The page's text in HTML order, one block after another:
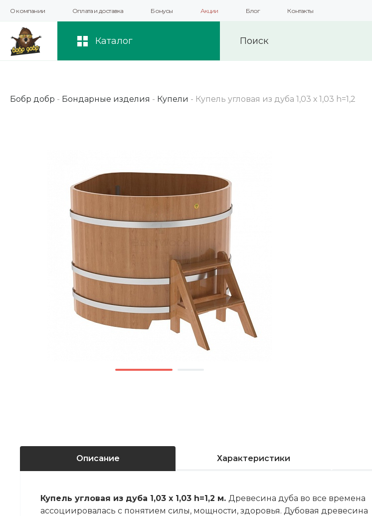
О компании Оплата и доставка Бонусы Акции Блог Контакты
Каталог
Бобр добр - Бондарные изделия - Купели - Купель угловая из дуба 1,03 х 1,03 h=1,2
Описание Характеристики
Купель угловая из дуба 1,03 х 1,03 h=1,2 м. Древесина дуба во все времена
ассоциировалась с понятием силы, мощности, здоровья. Дубовая древесина
Мы используем файлы cookie и другие подобные технологии для получения